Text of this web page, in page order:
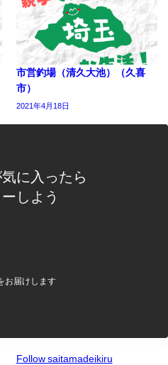
市営釣場（清久大池）（久喜
市）
2021年4月18日
に入ったら
しよう
お届けします
Follow saitamadeikiru